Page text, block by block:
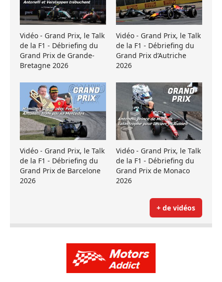
Vidéo - Grand Prix, le Talk
de la F1 - Débriefing du
Grand Prix de Grande-
Bretagne 2026
Vidéo - Grand Prix, le Talk
de la F1 - Débriefing du
Grand Prix d’Autriche
2026
Vidéo - Grand Prix, le Talk
de la F1 - Débriefing du
Grand Prix de Barcelone
2026
Vidéo - Grand Prix, le Talk
de la F1 - Débriefing du
Grand Prix de Monaco
2026
+ de vidéos